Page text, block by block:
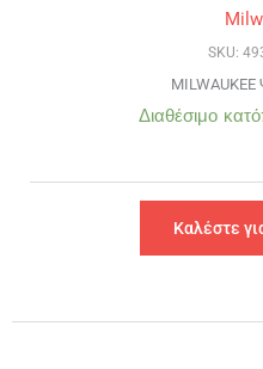
SKU:
Διαθέσιμο
Καλέστε